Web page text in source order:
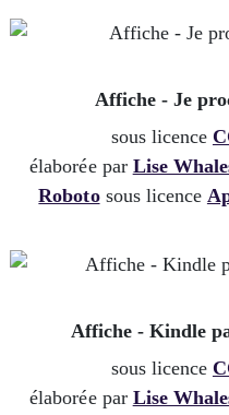
Affiche - Je
sous licence
élaborée par Lise
Robotosous licence
Affiche - Kindle
sous licence
élaborée par Lise